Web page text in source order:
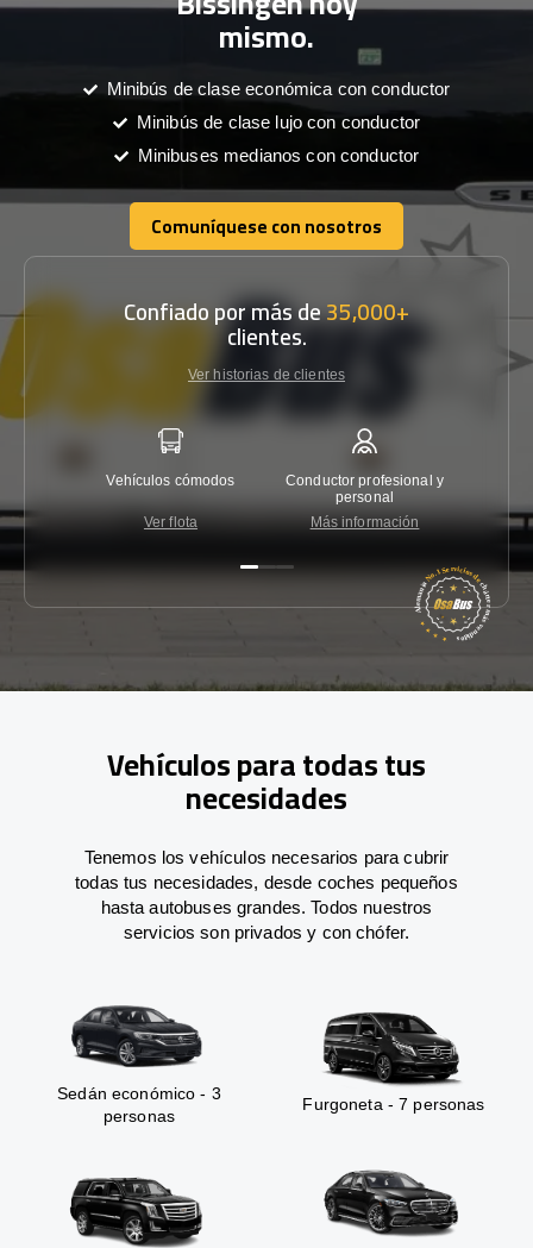
mismo.
Minibús de clase económica con conductor
Minibús de clase lujo con conductor
Minibuses medianos con conductor
Comuníquese con nosotros
Comuníquese con nosotros
Confiado por más de35,000+
clientes.
Ver historias de clientes
Vehículos cómodos
Ver flota
Conductor profesional y
personal
Más información
Vehículos para todas tus
necesidades
Tenemos los vehículos necesarios para cubrir
todas tus necesidades, desde coches pequeños
hasta autobuses grandes. Todos nuestros
servicios son privados y con chófer.
Sedán económico - 3
personas
Furgoneta - 7 personas